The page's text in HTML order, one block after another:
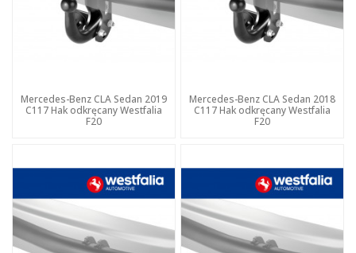
Mercedes-Benz CLA Sedan 2019
C117 Hak odkręcany Westfalia
F20
Mercedes-Benz CLA Sedan 2018
C117 Hak odkręcany Westfalia
F20